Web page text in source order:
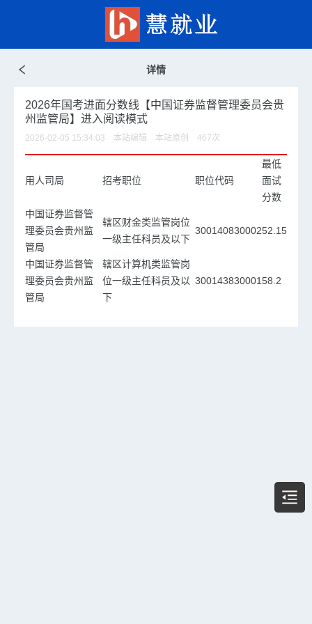
详情
2026年国考进面分数线【中国证券监督管理委员会贵
州监管局】进入阅读模式
2026-02-05 15:34:03 本站编辑 本站原创 467次
用人司局 招考职位 职位代码
最低
面试
分数
中国证券监督管
理委员会贵州监
管局
辖区财金类监管岗位
一级主任科员及以下
30014083000252.15
中国证券监督管
理委员会贵州监
管局
辖区计算机类监管岗
位一级主任科员及以
下
30014383000158.2